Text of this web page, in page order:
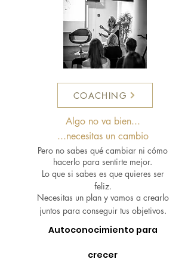
COACHING
Algo no va bien...
...necesitas un cambio
Pero no sabes qué cambiar ni cómo
hacerlo para sentirte mejor.
Lo que si sabes es que quieres ser
feliz.
Necesitas un plan y vamos a crearlo
juntos para conseguirtus objetivos.
Autoconocimiento para
crecer